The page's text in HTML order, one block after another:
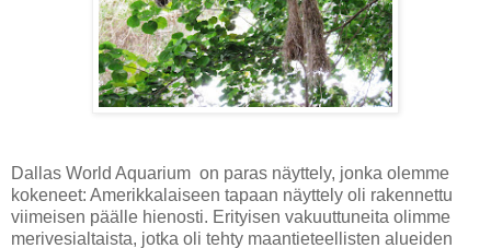
Dallas World Aquarium on paras näyttely, jonka olemme
kokeneet: Amerikkalaiseen tapaan näyttely oli rakennettu
viimeisen päälle hienosti. Erityisen vakuuttuneita olimme
merivesialtaista, jotka oli tehty maantieteellisten alueiden